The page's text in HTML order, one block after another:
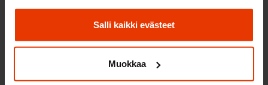
Salli kaikki evästeet
Muokkaa
autokoulun
0